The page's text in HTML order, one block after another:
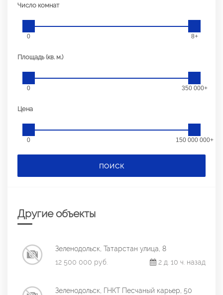
Число комнат
0 8+
Площадь (кв. м.)
0 350 000+
Цена
0 150 000 000+
ПОИСК
Другие объекты
Зеленодольск, Татарстан улица, 8
12 500 000 руб.
2 д. 10 ч. назад
Зеленодольск, ГНКТ Песчаный карьер, 50